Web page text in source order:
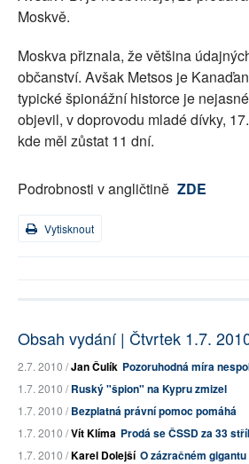
Moskvě.
Moskva přiznala, že většina
občanství. Avšak Metsos je
typické špionážní historce je
objevil, v doprovodu mladé dívky,
kde měl zůstat 11 dní.
Podrobnosti v angličtině ZDE
Vytisknout
Obsah vydání | Čtvrtek 1.7.
2.7. 2010 /Jan Čulík Pozoruhodná míra
1.7. 2010 /Ruský "špion" na Kypru zmizel
1.7. 2010 /Bezplatná právní pomoc pomáhá
1.7. 2010 /Vít Klíma Prodá se ČSSD za 33
1.7. 2010 /Karel Dolejší O zázračném